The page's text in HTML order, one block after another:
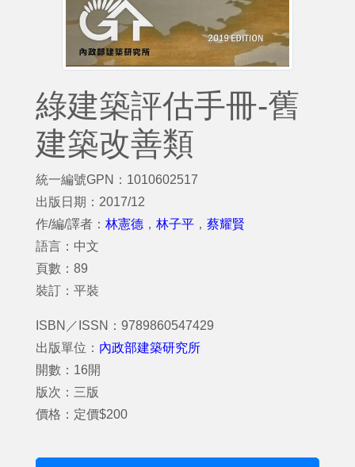
綠建築評估手冊-舊
建築改善類
統一編號GPN：1010602517
出版日期：2017/12
作/編/譯者： 林憲德 ， 林子平 ， 蔡耀賢
語言：中文
頁數：89
裝訂：平裝
ISBN／ISSN：9789860547429
出版單位： 內政部建築研究所
開數：16開
版次：三版
價格：定價$200